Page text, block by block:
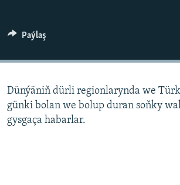
Paýlaş
Dünýäniň dürli regionlarynda we
günki bolan we bolup duran soňky
gysgaça habarlar.